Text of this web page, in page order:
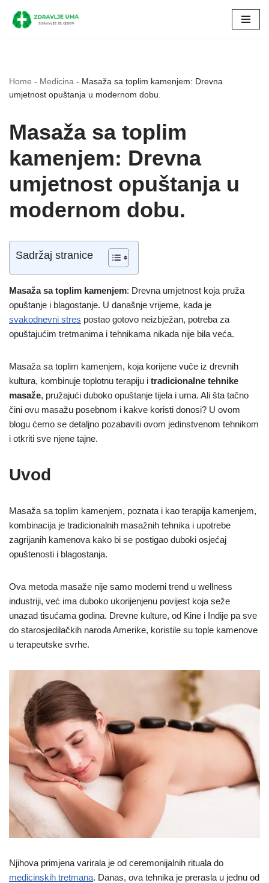
Skip
Home - Medicina - Masaža sa toplim kamenjem: Drevna
umjetnost opuštanja u modernom dobu.
Masaža sa toplim
kamenjem: Drevna
umjetnost opuštanja u
modernom dobu.
Sadržaj stranice
Masaža sa toplim kamenjem: Drevna umjetnost koja pruža
opuštanje i blagostanje. U današnje vrijeme, kada je
svakodnevni stres postao gotovo neizbježan, potreba za
opuštajućim tretmanima i tehnikama nikada nije bila veća.
Masaža sa toplim kamenjem, koja korijene vuče iz drevnih
kultura, kombinuje toplotnu terapiju i tradicionalne tehnike
masaže, pružajući duboko opuštanje tijela i uma. Ali šta tačno
čini ovu masažu posebnom i kakve koristi donosi? U ovom
blogu ćemo se detaljno pozabaviti ovom jedinstvenom tehnikom
i otkriti sve njene tajne.
Uvod
Masaža sa toplim kamenjem, poznata i kao terapija kamenjem,
kombinacija je tradicionalnih masažnih tehnika i upotrebe
zagrijanih kamenova kako bi se postigao duboki osjećaj
opuštenosti i blagostanja.
Ova metoda masaže nije samo moderni trend u wellness
industriji, već ima duboko ukorijenjenu povijest koja seže
unazad tisućama godina. Drevne kulture, od Kine i Indije pa sve
do starosjedilačkih naroda Amerike, koristile su tople kamenove
u terapeutske svrhe.
Njihova primjena varirala je od ceremonijalnih rituala do
medicinskih tretmana. Danas, ova tehnika je prerasla u jednu od